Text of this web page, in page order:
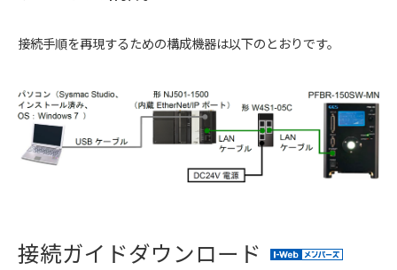
接続手順を再現するための構成機器は以下のとおりです。
接続ガイドダウンロード